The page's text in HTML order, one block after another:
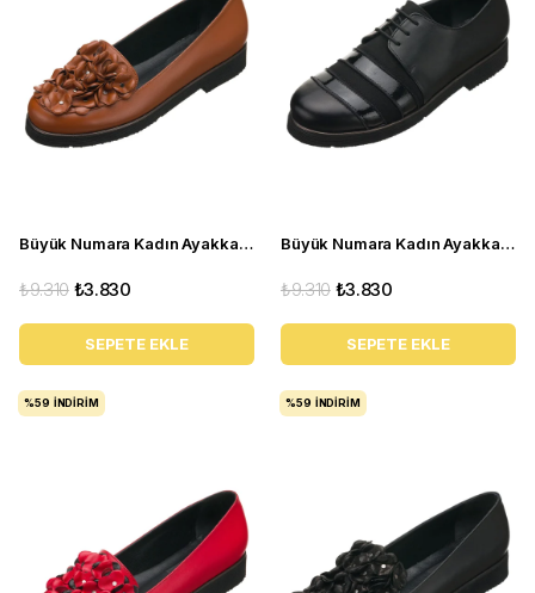
Büyük Numara Kadın Ayakkabı R8000 Taba
₺3.830
₺9.310
SEPETE EKLE
Büyük Numara Kadın Ayakkabı R8086 Siyah
₺3.830
₺9.310
SEPETE EKLE
%59 İNDIRIM %59 İNDIRIM